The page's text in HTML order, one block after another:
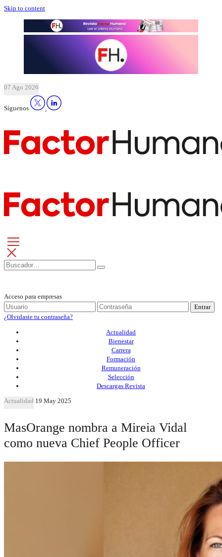
Skip to content
07 Ago 2026
Síguenos
Acceso para empresas
Entrar
¿Olvidaste tu contraseña?
Actualidad
Bienestar
Carrera
Formación
Remuneración
Selección
Descargas Revista
Actualidad 19 May 2025
MasOrange nombra a Mireia Vidal
como nueva Chief People Officer